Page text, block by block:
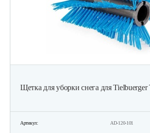
Щетка для уборки снега для
Артикул: AD-120-101